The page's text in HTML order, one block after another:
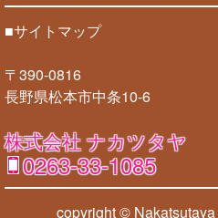
■サイトマップ
〒390-0816
長野県松本市中条10-6
株式会社 ナカツタヤ
0263-33-1085
copyright © Nakatsutaya